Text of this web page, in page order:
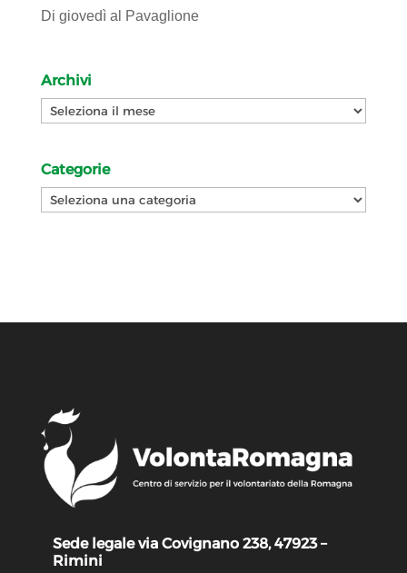
Di giovedì al Pavaglione
Archivi
Archivi
Categorie
Categorie
Sede legale via Covignano 238, 47923 –
Rimini